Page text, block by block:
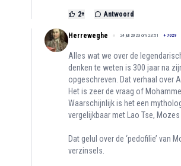
2+ Antwoord
Herreweghe 24 juli 2023 om 23:51 + 7029
Alles wat we over de
denken te weten is 300 jaar na
opgeschreven. Dat verhaal over
Het is zeer de vraag of
Waarschijnlijk is het een
vergelijkbaar met Lao Tse,
Dat gelul over de ‘pedofilie’ van
verzinsels.